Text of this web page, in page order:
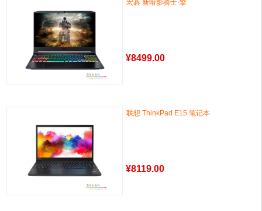
宏碁 新暗影骑士·擎
¥8499.00
联想 ThinkPad E15 笔记本
¥8119.00